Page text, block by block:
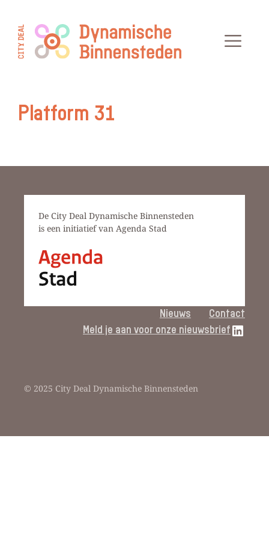
naar
inhoud
Platform 31
De City Deal Dynamische Binnensteden
is een initiatief van Agenda Stad
Nieuws
Contact
Meld je aan voor onze nieuwsbriefLinkedIn link
© 2025 City Deal Dynamische Binnensteden